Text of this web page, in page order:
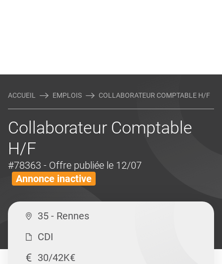
ACCUEIL EMPLOIS COLLABORATEUR COMPTABLE H/F
Collaborateur Comptable
H/F
#78363 - Offre publiée le 12/07
Annonce inactive
35 - Rennes
CDI
30/42K€